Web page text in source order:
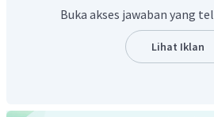
=
20
cm
Buka akses jawaban yang
Lihat Iklan